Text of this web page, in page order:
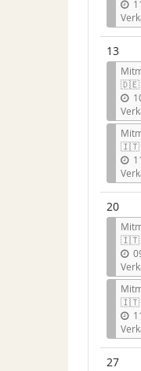
13
🇩🇪
🇮🇹
20
🇮🇹
🇮🇹
27